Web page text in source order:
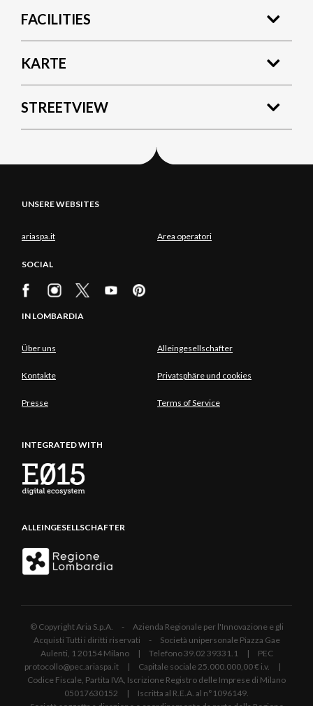
FACILITIES
KARTE
STREETVIEW
UNSERE WEBSITES
ariaspa.it Area operatori
SOCIAL
IN LOMBARDIA
Über uns Alleingesellschafter
Kontakte Privatsphäre und cookies
Presse Terms of Service
INTEGRATED WITH
ALLEINGESELLSCHAFTER
© Copyright Aria S.p.A. - Azienda Regionale per l'Innovazione e gli
Acquisti Tutti i diritti riservati - Società unipersonale Piazza Gae
Aulenti, 1 20154 Milano | Telefono 39.02 39331.1 | PEC
protocollo@pec.ariaspa.it | Capitale sociale 25.000.000,00 € i.v. |
Codice Fiscale, Partita IVA, Iscrizione Registro delle Imprese di Milano
05017630152 | Iscritta al R.E.A. al n°1096149.